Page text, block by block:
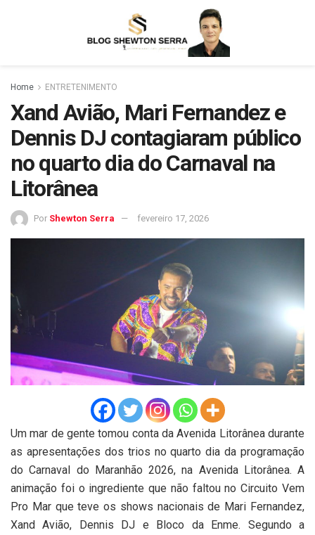
Home ENTRETENIMENTO
Xand Avião, Mari Fernandez e
Dennis DJ contagiaram público
no quarto dia do Carnaval na
Litorânea
Por Shewton Serra fevereiro 17, 2026
Um mar de gente tomou conta da Avenida Litorânea durante
as apresentações dos trios no quarto dia da programação
do Carnaval do Maranhão 2026, na Avenida Litorânea. A
animação foi o ingrediente que não faltou no Circuito Vem
Pro Mar que teve os shows nacionais de Mari Fernandez,
Xand Avião, Dennis DJ e Bloco da Enme. Segundo a